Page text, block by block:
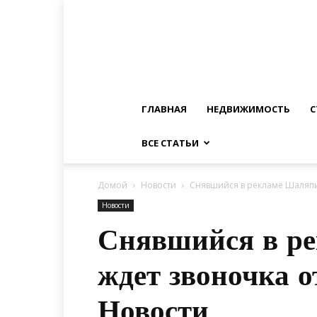
ГЛАВНАЯ НЕДВИЖИМОСТЬ
ВСЕ СТАТЬИ
Домой Новости Снявшийся в рекламе
Новости
Снявшийся в
ждет звоночка